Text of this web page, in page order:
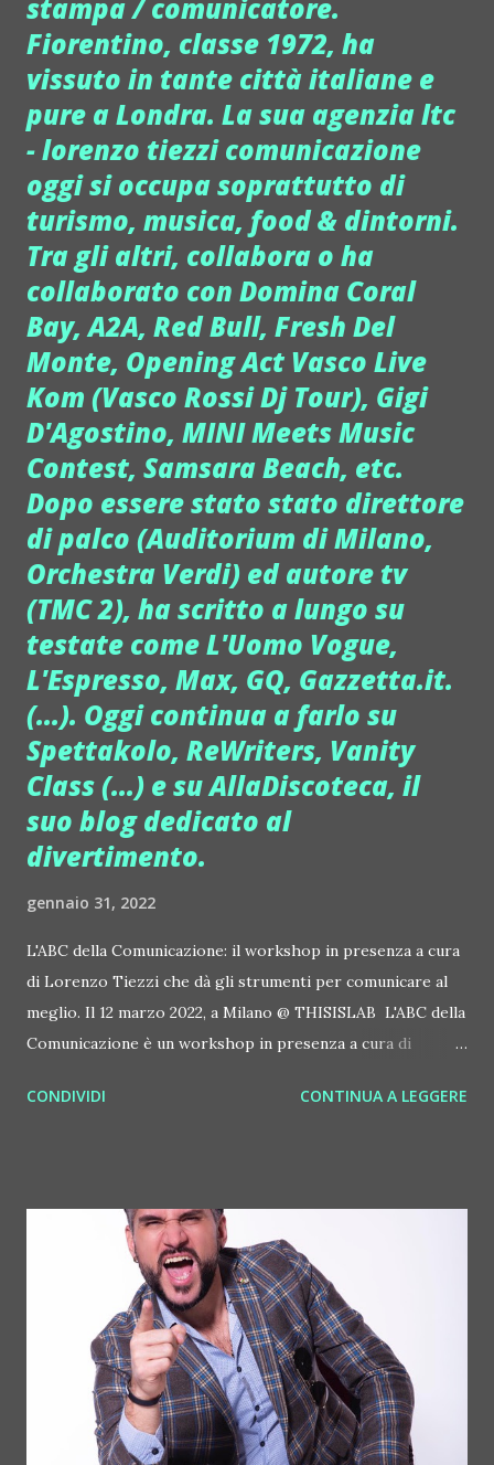
stampa / comunicatore.
Fiorentino, classe 1972, ha
vissuto in tante città italiane e
pure a Londra. La sua agenzia ltc
- lorenzo tiezzi comunicazione
oggi si occupa soprattutto di
turismo, musica, food & dintorni.
Tra gli altri, collabora o ha
collaborato con Domina Coral
Bay, A2A, Red Bull, Fresh Del
Monte, Opening Act Vasco Live
Kom (Vasco Rossi Dj Tour), Gigi
D'Agostino, MINI Meets Music
Contest, Samsara Beach, etc.
Dopo essere stato stato direttore
di palco (Auditorium di Milano,
Orchestra Verdi) ed autore tv
(TMC 2), ha scritto a lungo su
testate come L'Uomo Vogue,
L'Espresso, Max, GQ, Gazzetta.it.
(...). Oggi continua a farlo su
Spettakolo, ReWriters, Vanity
Class (...) e su AllaDiscoteca, il
suo blog dedicato al
divertimento.
gennaio 31, 2022
L'ABC della Comunicazione: il workshop in presenza a cura
di Lorenzo Tiezzi che dà gli strumenti per comunicare al
meglio. Il 12 marzo 2022, a Milano @ THISISLAB L'ABC della
Comunicazione è un workshop in presenza a cura di
1996 con la sua agenzia ltc ( lorenzotiezzi.it ). In una intensa
per comunicare in modo efficace. I partecipanti saranno al
massimo 13, per cui la possibilità di passare dalla fumose
teorie alla pratica quotidiana c'è. Per informazioni: +39 339
3433962, ufficiostampa@lorenzotiezzi.it . "La
comunicazione non è una scienza esatta. L'ABC della
Comunicazione dà un percorso per evitare gli sbagli più
madornali, tra cui la voglia di essere sempre perfetti. Non è
solo impossibile, è anche inutile, visto la co...
CONDIVIDI CONTINUA A LEGGERE